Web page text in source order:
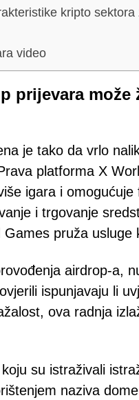
kripto
video
prijevara
je tako da vrlo
platforma X
igara i
i trgovanje
pruža
airdrop-a,
ispunjavaju li
ova radnja
su istraživali
naziva